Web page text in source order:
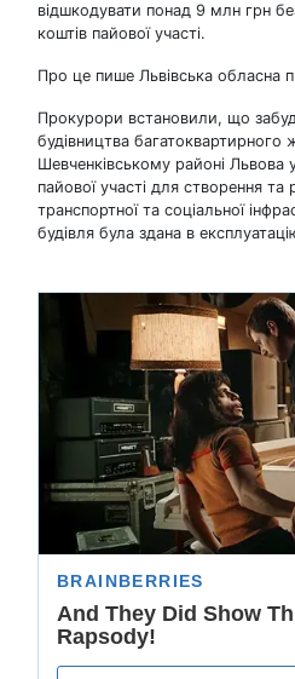
відшкодувати понад 9 млн грн
коштів пайової участі.
Про це пише Львівська обласна
Прокурори встановили, що
будівництва
Шевченківському районі Львова
пайової участі для створення та
транспортної та соціальної
будівля була здана в